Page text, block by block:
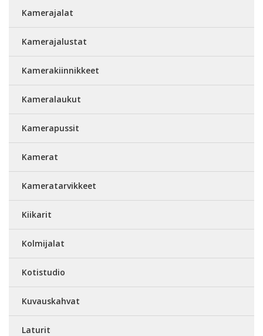
Kamerajalat
Kamerajalustat
Kamerakiinnikkeet
Kameralaukut
Kamerapussit
Kamerat
Kameratarvikkeet
Kiikarit
Kolmijalat
Kotistudio
Kuvauskahvat
Laturit